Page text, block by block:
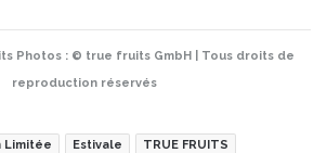
Photos : © true fruits GmbH | Tous droits de
reproduction réservés
Limitée Estivale TRUE FRUITS